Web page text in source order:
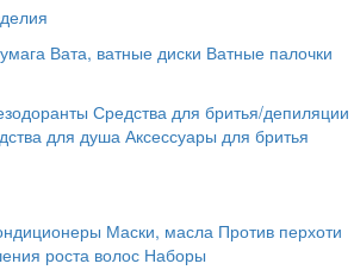
Вата, ватные диски Ватные палочки
Средства для бритья/депиляции
для душа Аксессуары для бритья
Маски, масла Против перхоти
роста волос Наборы